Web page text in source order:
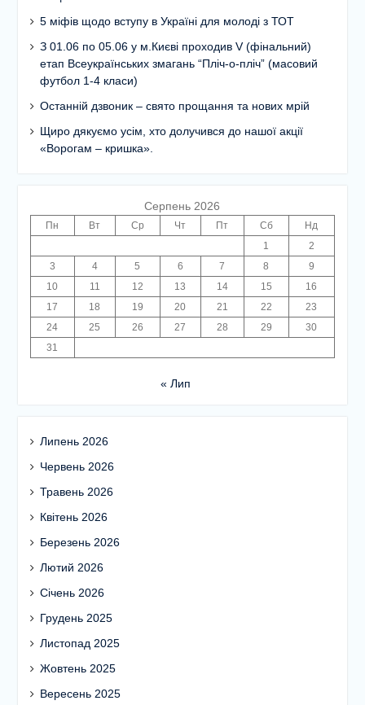
5 міфів щодо вступу в Україні для молоді з ТОТ
З 01.06 по 05.06 у м.Києві проходив V (фінальний)
етап Всеукраїнських змагань “Пліч-о-пліч” (масовий
футбол 1-4 класи)
Останній дзвоник – свято прощання та нових мрій
Щиро дякуємо усім, хто долучився до нашої акції
«Ворогам – кришка».
Серпень 2026
Пн Вт Ср Чт Пт Сб
Нд
1
2
3
4 5 6 7 8
9
10
11 12 13 14 15
16
17
18 19 20 21 22
23
24
25 26 27 28 29
30
31
« Лип
Липень 2026
Червень 2026
Травень 2026
Квітень 2026
Березень 2026
Лютий 2026
Січень 2026
Грудень 2025
Листопад 2025
Жовтень 2025
Вересень 2025